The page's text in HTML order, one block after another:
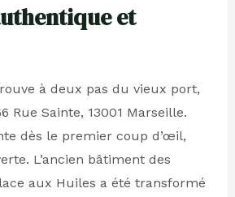
et
à deux pas du vieux port,
Rue Sainte, 13001 Marseille.
dès le premier coup d’œil,
L’ancien bâtiment des
aux Huiles a été transformé